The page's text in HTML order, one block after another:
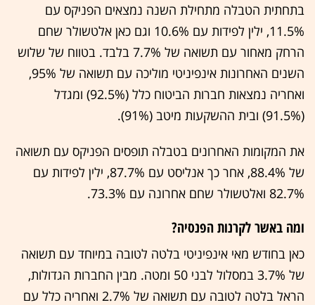
בתחתית הטבלה מתחילת השנה נמצאים הפניקס עם
11.5%, ילין לפידות עם 10.6% וגם כאן אלטשולר שחם
הרחק מאחור עם תשואה של 7.7% בלבד. בטווח של שלוש
השנים האחרונות אינפיניטי מוליכה עם תשואה של 95%,
ואחריה נמצאות חברות הביטוח כלל (92.5%) ומגדל
(91.5%) ובית ההשקעות מיטב (91%).
את המקומות האחרונים בטבלה תופסים הפניקס עם תשואה
של 88.4%, אחר כך אנליסט עם 87.7%, ילין לפידות עם
82.7% ואלטשולר שחם אחרונה עם 73.3%.
ומה באשר לקרנות הפנסיה?
כאן בחודש מאי אינפיניטי בלטה לטובה במיוחד עם תשואה
של 3.7% במסלול לבני 50 ומטה. מבין החברות הגדולות,
הראל בלטה לטובה עם תשואה של 2.7% ואחריה כלל עם